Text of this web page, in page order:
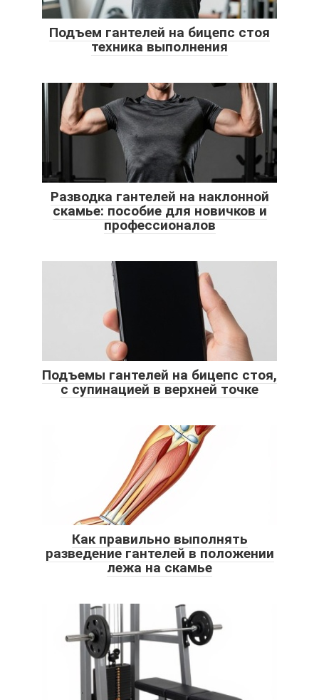
Подъем гантелей на бицепс стоя
техника выполнения
Разводка гантелей на наклонной
скамье: пособие для новичков и
профессионалов
Подъемы гантелей на бицепс стоя,
с супинацией в верхней точке
Как правильно выполнять
разведение гантелей в положении
лежа на скамье